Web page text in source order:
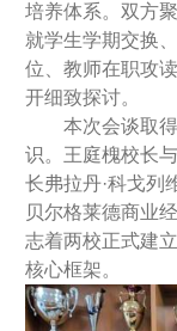
培养体系。双方
就学生学期交换
位、教师在职攻
开细致探讨。
本次会谈取
识。王庭槐校长
长弗拉丹·科戈列
贝尔格莱德商业
志着两校正式建
核心框架。